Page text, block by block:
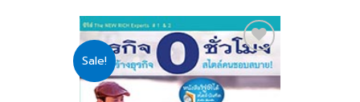
Sale!
Add
to
wishlist